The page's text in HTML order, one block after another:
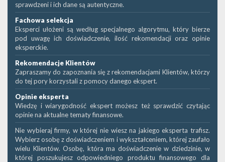
sprawdzeni i ich dane są autentyczne.
Fachowa selekcja
Eksperci ułożeni są według specjalnego algorytmu, który bierze
pod uwagę ich doświadczenie, ilość rekomendacji oraz opinie
eksperckie.
Rekomendacje Klientów
Zapraszamy do zapoznania się z rekomendacjami Klientów, którzy
do tej pory korzystali z pomocy danego ekspert.
Opinie eksperta
Wiedzę i wiarygodność ekspert możesz też sprawdzić czytając
opinie na aktualne tematy finansowe.
Nie wybieraj firmy, w której nie wiesz na jakiego eksperta trafisz.
Wybierz osobę z doświadczeniem i wykształceniem, której zaufało
wielu Klientów. Osobę, która ma doświadczenie w dziedzinie, w
której poszukujesz odpowiedniego produktu finansowego dla